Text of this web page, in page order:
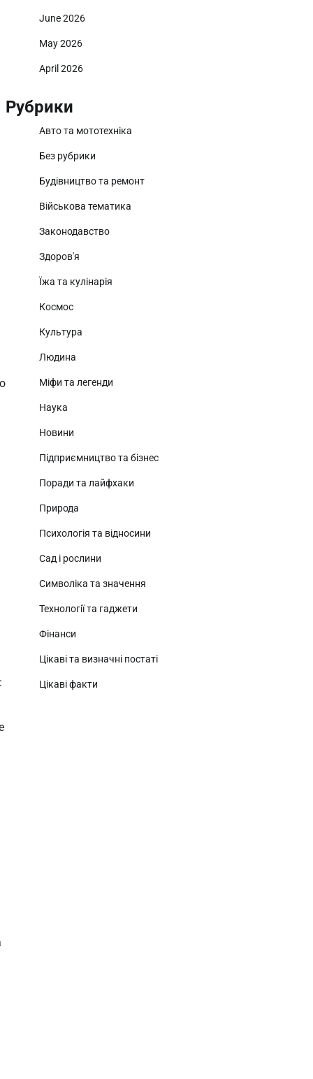
June 2026
May 2026
April 2026
Рубрики
Авто та мототехніка
Без рубрики
Будівництво та ремонт
Військова тематика
Законодавство
Здоров'я
Їжа та кулінарія
Космос
Культура
Людина
Міфи та легенди
Наука
Новини
Підприємництво та бізнес
Поради та лайфхаки
Природа
Психологія та відносини
Сад і рослини
Символіка та значення
Технології та гаджети
Фінанси
Цікаві та визначні постаті
Цікаві факти